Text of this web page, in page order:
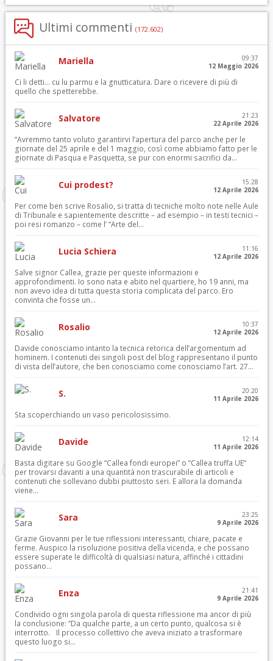
Ultimi commenti (172.602)
Mariella
09:37
12 Maggio 2026
Ci li detti… cu lu parmu e la gnutticatura. Dare o ricevere di più di
quello che spetterebbe.
Salvatore
21:23
22 Aprile 2026
“Avremmo tanto voluto garantirvi l’apertura del parco anche per le
giornate del 25 aprile e del 1 maggio, così come abbiamo fatto per le
giornate di Pasqua e Pasquetta, se pur con enormi sacrifici da...
Cui prodest?
15:28
12 Aprile 2026
Per come ben scrive Rosalio, si tratta di tecniche molto note nelle Aule
di Tribunale e sapientemente descritte – ad esempio – in testi tecnici –
poi resi romanzo – come l’ “Arte del...
Lucia Schiera
11:16
12 Aprile 2026
Salve signor Callea, grazie per queste informazioni e
approfondimenti. Io sono nata e abito nel quartiere, ho 19 anni, ma
non avevo idea di tutta questa storia complicata del parco. Ero
convinta che fosse un...
Rosalio
10:37
12 Aprile 2026
Davide conosciamo intanto la tecnica retorica dell’argomentum ad
hominem. I contenuti dei singoli post del blog rappresentano il punto
di vista dell’autore, che ben conosciamo come conosciamo l’art. 27...
S.
20:20
11 Aprile 2026
Sta scoperchiando un vaso pericolosissimo.
Davide
12:14
11 Aprile 2026
Basta digitare su Google “Callea fondi europei” o “Callea truffa UE”
per trovarsi davanti a una quantità non trascurabile di articoli e
contenuti che sollevano dubbi piuttosto seri. E allora la domanda
viene...
Sara
23:25
9 Aprile 2026
Grazie Giovanni per le tue riflessioni interessanti, chiare, pacate e
ferme. Auspico la risoluzione positiva della vicenda, e che possano
essere superate le difficoltà di qualsiasi natura, affinché i cittadini
possano...
Enza
21:41
9 Aprile 2026
Condivido ogni singola parola di questa riflessione ma ancor di più
la conclusione: “Da qualche parte, a un certo punto, qualcosa si è
interrotto. Il processo collettivo che aveva iniziato a trasformare
questo luogo si...